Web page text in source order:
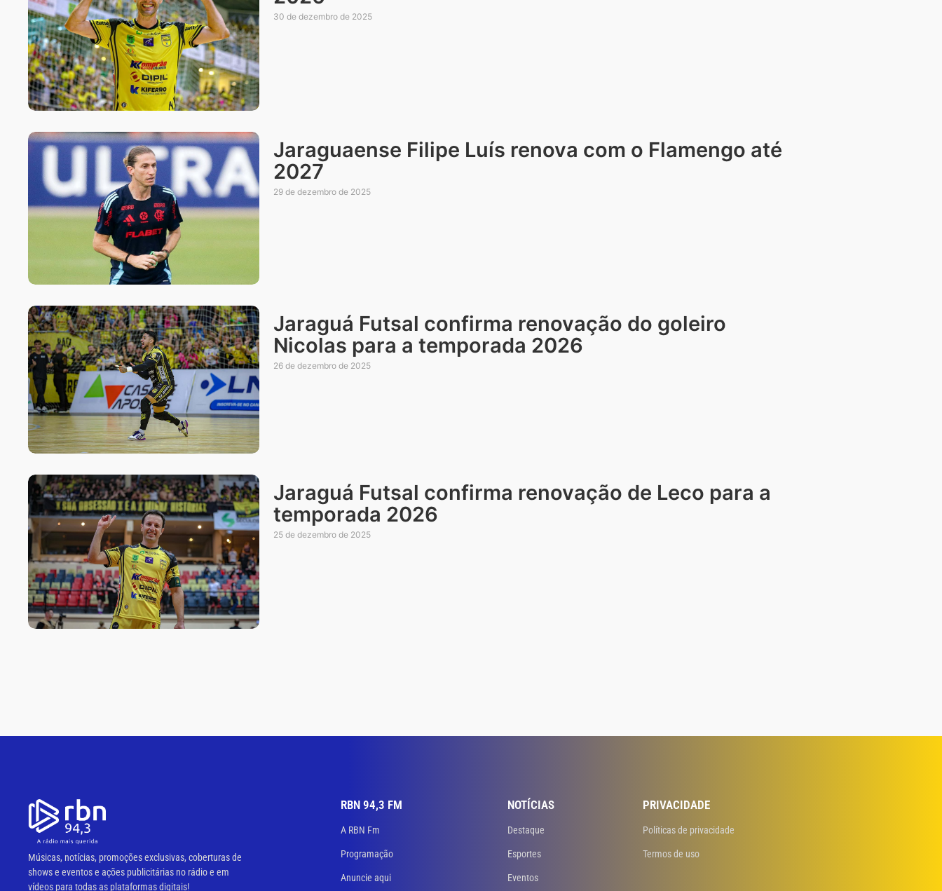
30 de dezembro de 2025
Jaraguaense Filipe Luís renova com o Flamengo até
2027
29 de dezembro de 2025
Jaraguá Futsal confirma renovação do goleiro
Nicolas para a temporada 2026
26 de dezembro de 2025
Jaraguá Futsal confirma renovação de Leco para a
temporada 2026
25 de dezembro de 2025
Músicas, notícias, promoções exclusivas, coberturas de
shows e eventos e ações publicitárias no rádio e em
vídeos para todas as plataformas digitais!
RBN 94,3 FM
A RBN Fm
Programação
Anuncie aqui
NOTÍCIAS
Destaque
Esportes
Eventos
PRIVACIDADE
Políticas de privacidade
Termos de uso